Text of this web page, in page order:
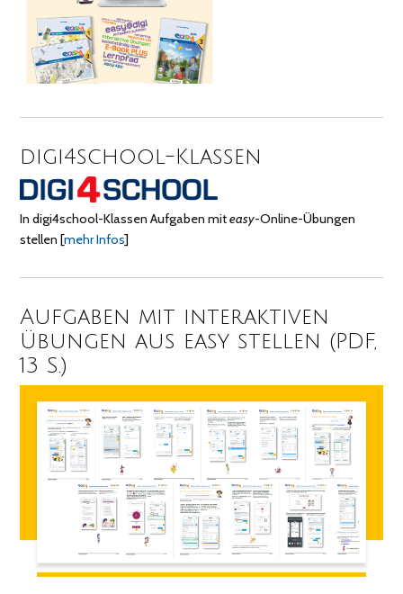
digi4school-Klassen
In digi4school-Klassen Aufgaben miteasy-Online-Übungen
stellen [mehr Infos]
Aufgaben mit interaktiven
Übungen aus easy stellen (PDF,
13 S.)